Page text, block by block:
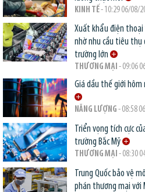
KINH TẾ- 10:29 06/08/
Xuất khẩu điện
nhờ nhu cầu tiêu
trường lớn
THƯƠNG MẠI - 09:06
Giá dầu thế giới hôm
NĂNG LƯỢNG - 08:58
Triển vọng tích cực
trường Bắc Mỹ
THƯƠNG MẠI - 08:30
Trung Quốc bảo vệ
phán thương mại với